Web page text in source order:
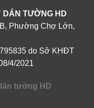
DÁN TƯỜNG HD
Phường Chợ Lớn,
do Sở KHĐT
4/2021
tường HD